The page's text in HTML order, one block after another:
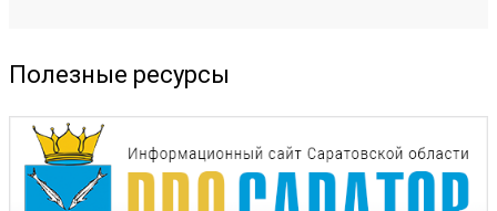
Полезные ресурсы